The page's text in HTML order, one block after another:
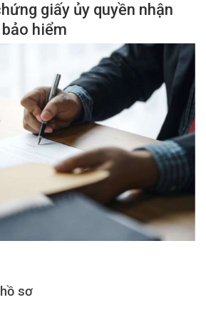
giấy ủy quyền nhận
hiểm
sơ